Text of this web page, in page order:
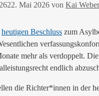
22. Mai 2026 von Kai Weber
heutigen Beschluss zum
mehr als verdoppelt.
endlich
die Richter*innen in der